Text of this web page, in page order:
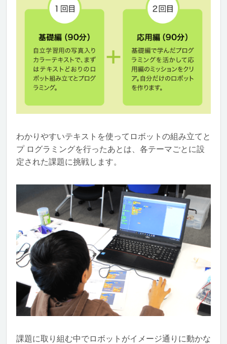
わかりやすいテキストを使ってロボットの組み立てと
プ ログラミングを行ったあとは、各テーマごとに設
定された課題に挑戦します。
課題に取り組む中でロボットがイメージ通りに動かな